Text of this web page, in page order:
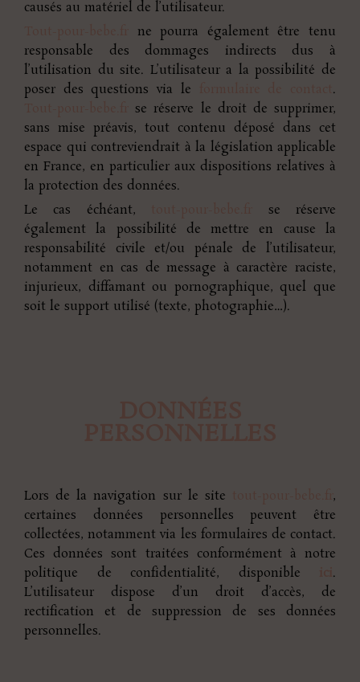
causés au matériel de l’utilisateur.
ne pourra également être tenu
responsable des dommages indirects dus à
l’utilisation du site. L’utilisateur a la possibilité de
poser des questions via le
.
se réserve le droit de supprimer,
sans mise préavis, tout contenu déposé dans cet
espace qui contreviendrait à la législation applicable
en France, en particulier aux dispositions relatives à
la protection des données.
Le cas échéant,
se réserve
également la possibilité de mettre en cause la
responsabilité civile et/ou pénale de l’utilisateur,
notamment en cas de message à caractère raciste,
injurieux, diffamant ou pornographique, quel que
soit le support utilisé (texte, photographie…).
Lors de la navigation sur le site
,
certaines données personnelles peuvent être
collectées, notamment via les formulaires de contact.
Ces données sont traitées conformément à notre
politique de confidentialité, disponible
.
L’utilisateur dispose d’un droit d’accès, de
rectification et de suppression de ses données
personnelles.